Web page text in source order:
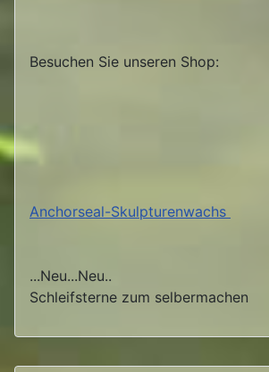
Besuchen Sie unseren Shop:
Anchorseal-Skulpturenwachs
...Neu...Neu..
Schleifsterne zum selbermachen